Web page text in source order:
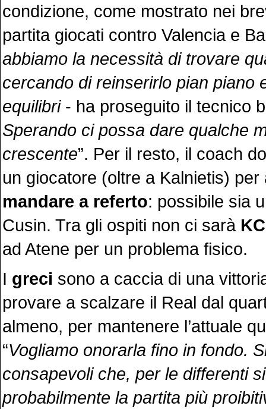
condizione, come mostrato nei
partita giocati contro Valencia e
abbiamo la necessità di trovare
cercando di reinserirlo pian piano
equilibri - ha proseguito il tecnico
Sperando ci possa dare qualche
crescente”. Per il resto, il coach
un giocatore (oltre a Kalnietis)
mandare a referto: possibile sia
Cusin. Tra gli ospiti non ci sarà
ad Atene per un problema fisico.
I greci sono a caccia di una
provare a scalzare il Real dal
almeno, per mantenere l’attuale
“Vogliamo onorarla fino in fondo.
consapevoli che, per le differenti
probabilmente la partita più